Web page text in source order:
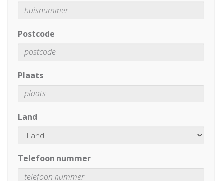
Postcode
Plaats
Land
Telefoon nummer